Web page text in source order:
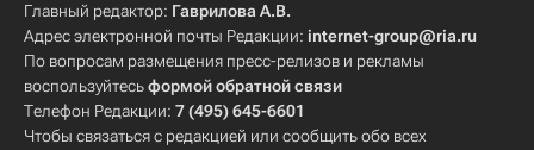
Главный редактор: Гаврилова А.В.
Адрес электронной почты Редакции: internet-group@ria.ru
По вопросам размещения пресс-релизов и рекламы
воспользуйтесьформой обратной связи
Телефон Редакции: 7 (495) 645-6601
Чтобы связаться с редакцией или сообщить обо всех